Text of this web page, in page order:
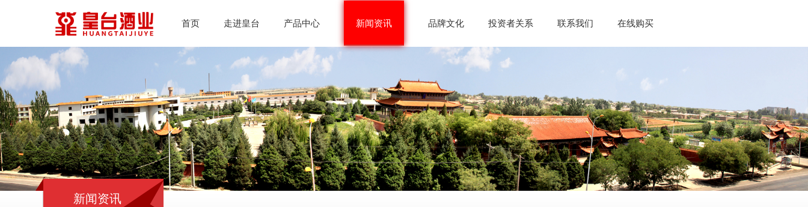
首页 走进皇台 产品中心 新闻资讯 品牌文化 投资者关系 联系我们 在线购买
新闻资讯
凉州生态臻选...
凉州生态臻选...